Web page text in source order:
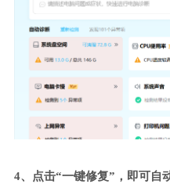
4、点击“一键修复”，即可自